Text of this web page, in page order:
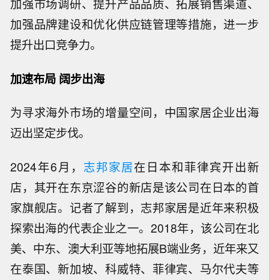
加强市场调研、提升产品品质、拓展销售渠道、
加强品牌建设和优化供应链管理等措施，进一步
提升出口竞争力。
加速布局 阔步出海
为寻求海外市场的增量空间，中国家居企业出海
迈出坚定步伐。
2024年6月， 志邦家居在日本和菲律宾开出新
店，其开在东京涩谷的新店是该公司在日本的首
家旗舰店。记者了解到，志邦家居是近年来积极
探索出海的代表企业之一。2018年，该公司在北
美、中东、澳大利亚等地拓展B端业务，近年来又
在泰国、新加坡、科威特、菲律宾、马尔代夫等